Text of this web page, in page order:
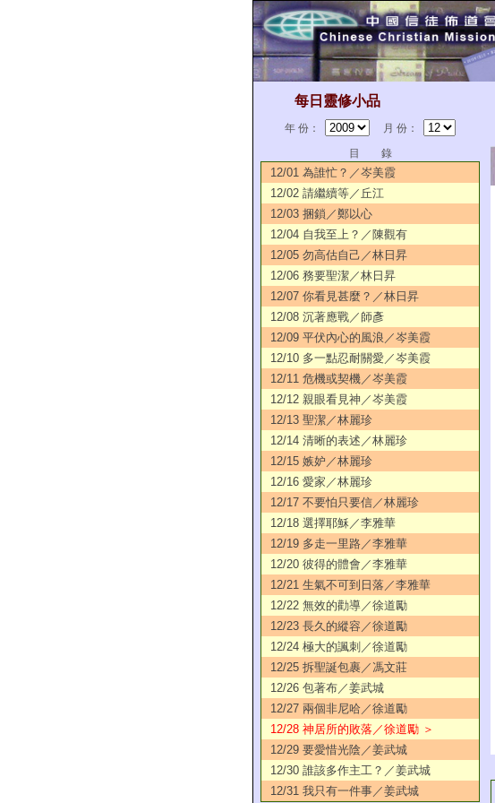
每日靈修小品
年 份：
月 份：
目 錄
12/01 為誰忙？／岑美霞
12/02 請繼續等／丘江
12/03 捆鎖／鄭以心
12/04 自我至上？／陳觀有
12/05 勿高估自己／林日昇
12/06 務要聖潔／林日昇
12/07 你看見甚麼？／林日昇
12/08 沉著應戰／師彥
12/09 平伏內心的風浪／岑美霞
12/10 多一點忍耐關愛／岑美霞
12/11 危機或契機／岑美霞
12/12 親眼看見神／岑美霞
12/13 聖潔／林麗珍
12/14 清晰的表述／林麗珍
12/15 嫉妒／林麗珍
12/16 愛家／林麗珍
12/17 不要怕只要信／林麗珍
12/18 選擇耶穌／李雅華
12/19 多走一里路／李雅華
12/20 彼得的體會／李雅華
12/21 生氣不可到日落／李雅華
12/22 無效的勸導／徐道勵
12/23 長久的縱容／徐道勵
12/24 極大的諷刺／徐道勵
12/25 拆聖誕包裹／馮文莊
12/26 包著布／姜武城
12/27 兩個非尼哈／徐道勵
12/28 神居所的敗落／徐道勵 ＞
12/29 要愛惜光陰／姜武城
12/30 誰該多作主工？／姜武城
12/31 我只有一件事／姜武城